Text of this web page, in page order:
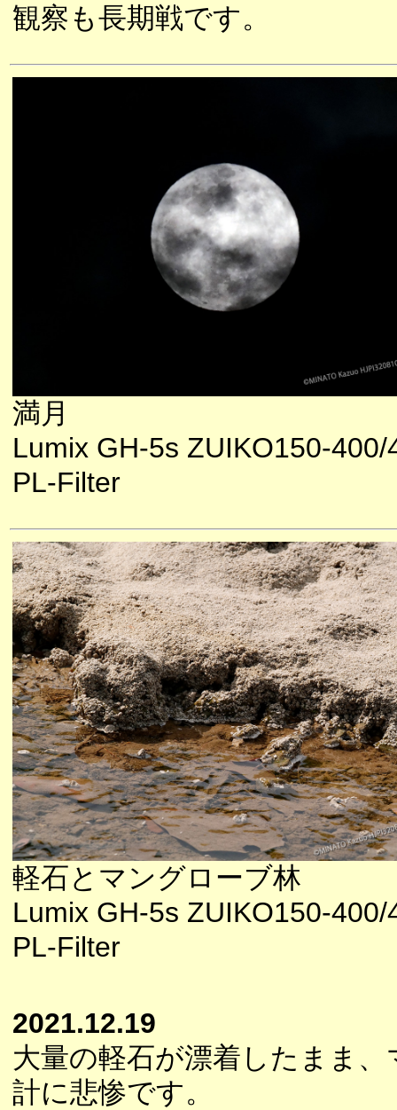
観察も長期戦です。
満月
Lumix GH-5s ZUIKO150-400/
PL-Filter
軽石とマングローブ林
Lumix GH-5s ZUIKO150-400/
PL-Filter
2021.12.19
大量の軽石が漂着したまま
計に悲惨です。